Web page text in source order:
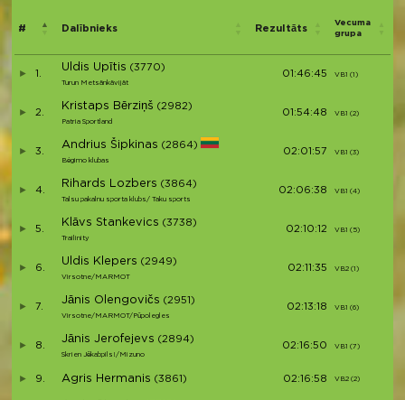
# Dalībnieks Rezultāts
Vecuma
grupa
1.
Uldis Upītis (3770)
Turun Metsänkävijät
01:46:45 VB1 (1)
2.
Kristaps Bērziņš (2982)
Patria Sportland
01:54:48 VB1 (2)
3.
Andrius Šipkinas (2864)
Bėgimo klubas
02:01:57 VB1 (3)
4.
Rihards Lozbers (3864)
Talsu pakalnu sporta klubs/ Taku sports
02:06:38 VB1 (4)
5.
Klāvs Stankevics (3738)
Trailinity
02:10:12 VB1 (5)
6.
Uldis Klepers (2949)
Virsotne/MARMOT
02:11:35 VB2 (1)
7.
Jānis Olengovičs (2951)
Virsotne/MARMOT/Pūpolegles
02:13:18 VB1 (6)
8.
Jānis Jerofejevs (2894)
Skrien Jēkabpils!/Mizuno
02:16:50 VB1 (7)
9. Agris Hermanis (3861) 02:16:58 VB2 (2)